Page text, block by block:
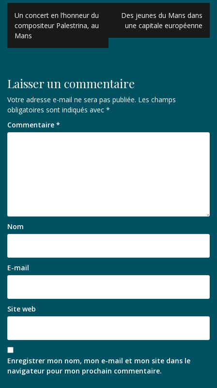
Navigation
de
l’article
Un concert en l’honneur du
compositeur Palestrina, au
Mans
Des jeunes du Mans dans
une capitale européenne
Laisser un commentaire
Votre adresse e-mail ne sera pas publiée. Les champs
obligatoires sont indiqués avec *
Commentaire *
Nom
E-mail
Site web
Enregistrer mon nom, mon e-mail et mon site dans le
navigateur pour mon prochain commentaire.